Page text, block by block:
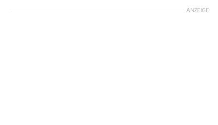
ANZEIGE